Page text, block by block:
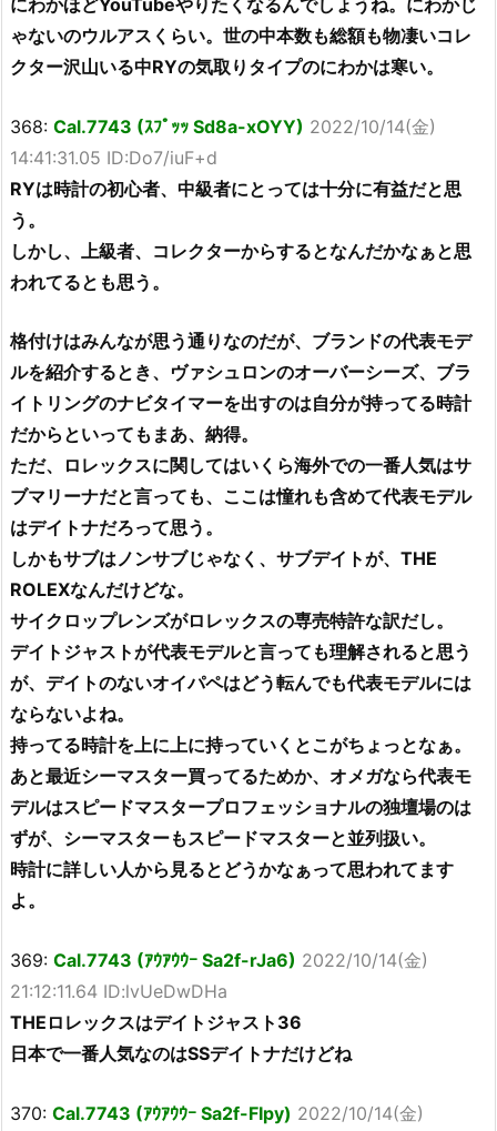
にわかほどYouTubeやりたくなるんでしょうね。にわかじ
ゃないのウルアスくらい。世の中本数も総額も物凄いコレ
クター沢山いる中RYの気取りタイプのにわかは寒い。
368: Cal.7743 (ｽﾌﾟｯｯ Sd8a-xOYY) 2022/10/14(金)
14:41:31.05 ID:Do7/iuF+d
RYは時計の初心者、中級者にとっては十分に有益だと思
う。
しかし、上級者、コレクターからするとなんだかなぁと思
われてるとも思う。
格付けはみんなが思う通りなのだが、ブランドの代表モデ
ルを紹介するとき、ヴァシュロンのオーバーシーズ、ブラ
イトリングのナビタイマーを出すのは自分が持ってる時計
だからといってもまあ、納得。
ただ、ロレックスに関してはいくら海外での一番人気はサ
ブマリーナだと言っても、ここは憧れも含めて代表モデル
はデイトナだろって思う。
しかもサブはノンサブじゃなく、サブデイトが、THE
ROLEXなんだけどな。
サイクロップレンズがロレックスの専売特許な訳だし。
デイトジャストが代表モデルと言っても理解されると思う
が、デイトのないオイパペはどう転んでも代表モデルには
ならないよね。
持ってる時計を上に上に持っていくとこがちょっとなぁ。
あと最近シーマスター買ってるためか、オメガなら代表モ
デルはスピードマスタープロフェッショナルの独壇場のは
ずが、シーマスターもスピードマスターと並列扱い。
時計に詳しい人から見るとどうかなぁって思われてます
よ。
369: Cal.7743 (ｱｳｱｳｳｰ Sa2f-rJa6) 2022/10/14(金)
21:12:11.64 ID:lvUeDwDHa
THEロレックスはデイトジャスト36
日本で一番人気なのはSSデイトナだけどね
370: Cal.7743 (ｱｳｱｳｳｰ Sa2f-FIpy) 2022/10/14(金)